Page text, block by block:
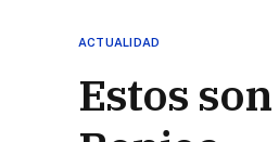
ACTUALIDAD
Estos